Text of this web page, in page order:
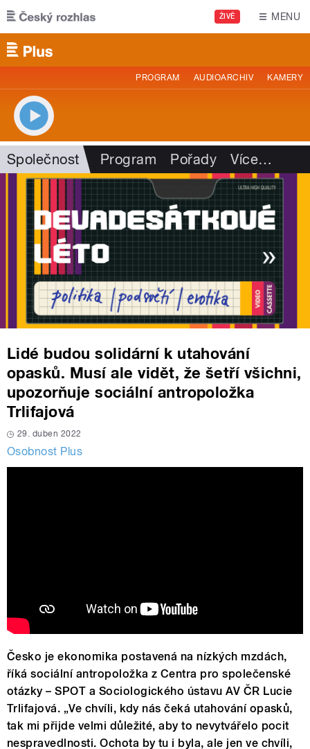
Přejít k hlavnímu obsahu
ŽIVĚ MENU
PROGRAM AUDIOARCHIV KAMERY
Společnost Program Pořady Více…
Lidé budou solidární k utahování
opasků. Musí ale vidět, že šetří všichni,
upozorňuje sociální antropoložka
Trlifajová
29. duben 2022
Osobnost Plus
Česko je ekonomika postavená na nízkých mzdách,
říká sociální antropoložka z Centra pro společenské
otázky – SPOT a Sociologického ústavu AV ČR Lucie
Trlifajová. „Ve chvíli, kdy nás čeká utahování opasků,
tak mi přijde velmi důležité, aby to nevytvářelo pocit
nespravedlnosti. Ochota by tu i byla, ale jen ve chvíli,